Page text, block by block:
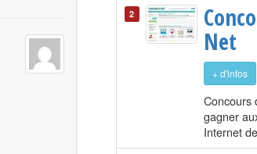
2
Net
+ d'infos
Concours
gagner
Internet